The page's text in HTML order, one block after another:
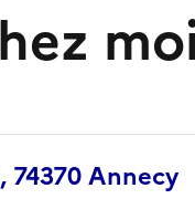
74370 Annecy